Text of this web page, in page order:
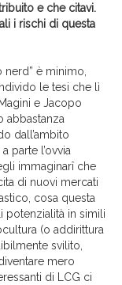
e che citavi.
i rischi di questa
nerd” è minimo,
le tesi che lì
e Jacopo
abbastanza
dall’ambito
parte l’ovvia
immaginarî che
di nuovi mercati
cosa questa
potenzialità in simili
(o addirittura
svilito,
mero
di LCG ci